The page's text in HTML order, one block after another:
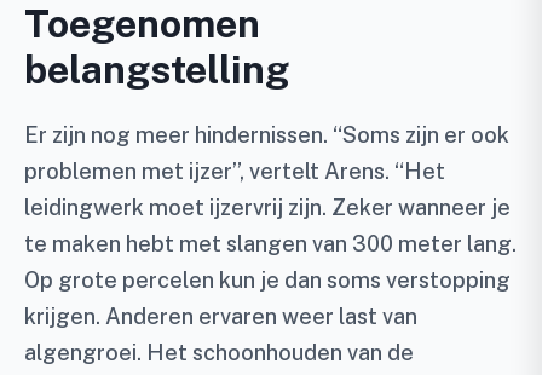
Toegenomen
belangstelling
Er zijn nog meer hindernissen. “Soms zijn er ook
problemen met ijzer”, vertelt Arens. “Het
leidingwerk moet ijzervrij zijn. Zeker wanneer je
te maken hebt met slangen van 300 meter lang.
Op grote percelen kun je dan soms verstopping
krijgen. Anderen ervaren weer last van
algengroei. Het schoonhouden van de